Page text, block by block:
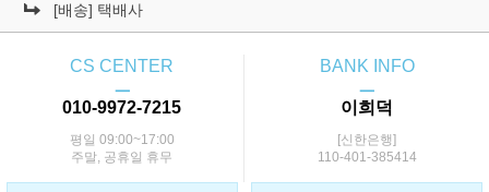
[배송] 택배사
CS CENTER
ㅡ
010-9972-7215
평일 09:00~17:00
주말, 공휴일 휴무
BANK INFO
ㅡ
이희덕
[신한은행]
110-401-385414